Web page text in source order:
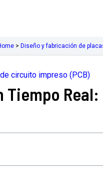
> Diseño y fabricación de
circuito impreso (PCB)
Tiempo